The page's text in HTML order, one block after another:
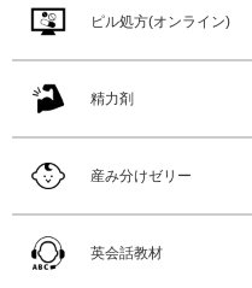
ピル処方(オンライン)
精力剤
産み分けゼリー
英会話教材